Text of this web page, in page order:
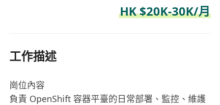
HK $20K-30K/月
工作描述
崗位內容
負責 OpenShift 容器平臺的日常部署、監控、維護